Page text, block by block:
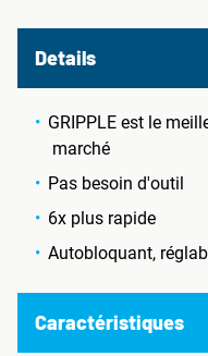
Details
GRIPPLE est le
marché
Pas besoin d'outil
6x plus rapide
Autobloquant,
Caractéristiques